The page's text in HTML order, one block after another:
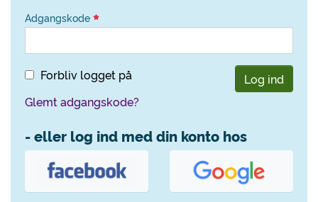
Adgangskode
Forbliv logget på
Log ind
Glemt adgangskode?
- eller log ind med din konto hos